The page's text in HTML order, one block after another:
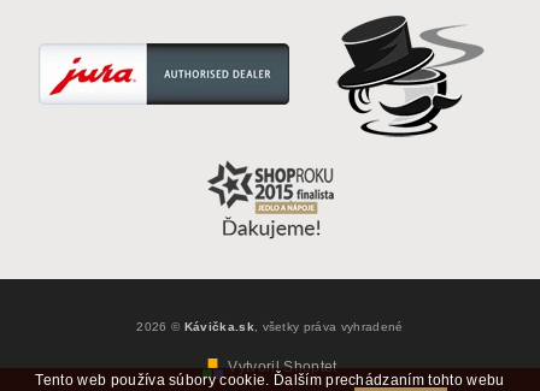
2026 © Kávička.sk , všetky práva vyhradené
Vytvoril Shoptet
Tento web používa súbory cookie. Ďalším prechádzaním tohto webu